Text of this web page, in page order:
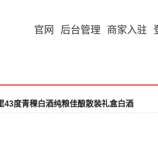
官网 后台管理 商家入驻
43度青稞白酒纯粮佳酿散装礼盒白酒